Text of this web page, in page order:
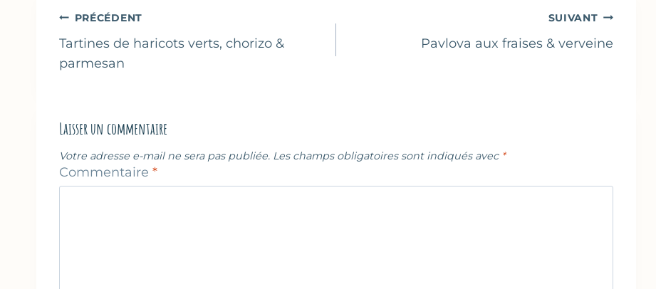
Navigation
de
l’article
PRÉCÉDENT
Tartines de haricots verts, chorizo &
parmesan
SUIVANT
Pavlova aux fraises & verveine
Laisser un commentaire
Votre adresse e-mail ne sera pas publiée. Les champs obligatoires sont indiqués avec *
Commentaire *